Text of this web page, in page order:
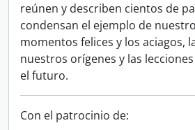
reúnen y describen cientos de
condensan el ejemplo de
momentos felices y los aciagos,
nuestros orígenes y las
el futuro.
Con el patrocinio de: